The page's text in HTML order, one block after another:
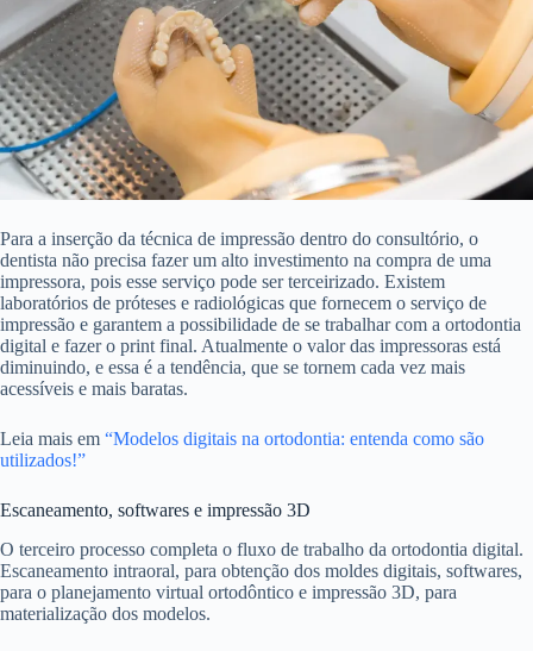
Para a inserção da técnica de impressão dentro do consultório, o
dentista não precisa fazer um alto investimento na compra de uma
impressora, pois esse serviço pode ser terceirizado. Existem
laboratórios de próteses e radiológicas que fornecem o serviço de
impressão e garantem a possibilidade de se trabalhar com a ortodontia
digital e fazer o print final. Atualmente o valor das impressoras está
diminuindo, e essa é a tendência, que se tornem cada vez mais
acessíveis e mais baratas.
Leia mais em “Modelos digitais na ortodontia: entenda como são
utilizados!”
Escaneamento, softwares e impressão 3D
O terceiro processo completa o fluxo de trabalho da ortodontia digital.
Escaneamento intraoral, para obtenção dos moldes digitais, softwares,
para o planejamento virtual ortodôntico e impressão 3D, para
materialização dos modelos.